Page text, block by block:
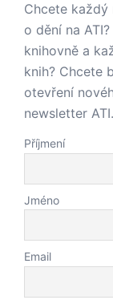
Chcete
o dění na
knihovně a
knih? Chcete
otevření
newsletter ATI.
Příjmení
Jméno
Email